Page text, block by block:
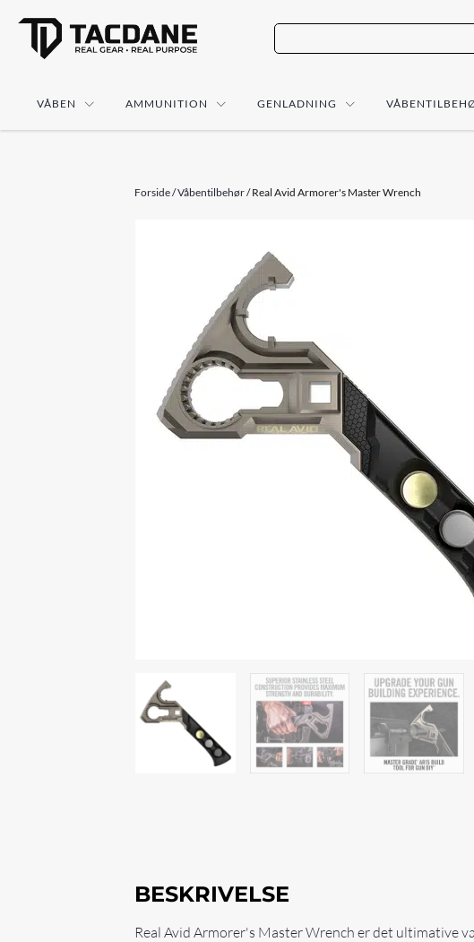
VÅBEN AMMUNITION GENLADNING
Forside/Våbentilbehør/ Real Avid Armorer's Master Wrench
BESKRIVELSE
Real Avid Armorer's Master Wrench er det ultimative